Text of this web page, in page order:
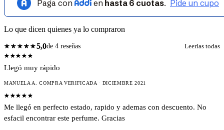
Lo que dicen quienes ya lo compraron
5,0de 4 reseñas Leerlas todas
Llegó muy rápido
MANUELA A.COMPRA VERIFICADA · DICIEMBRE 2021
Me llegó en perfecto estado, rapido y ademas con descuento. No
esfacil encontrar este perfume. Gracias